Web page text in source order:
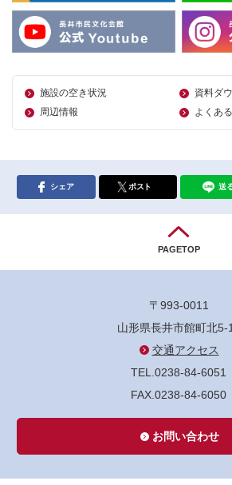
施設の空き状況
資料ダ
周辺情報
よくあ
シェア ポスト 送
PAGETOP
〒993-0011
山形県長井市館町北5-
交通アクセス
TEL.0238-84-6051
FAX.0238-84-6050
お問い合わせ